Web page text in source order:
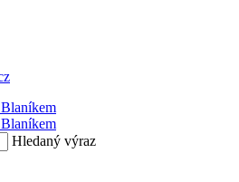
Hledaný výraz